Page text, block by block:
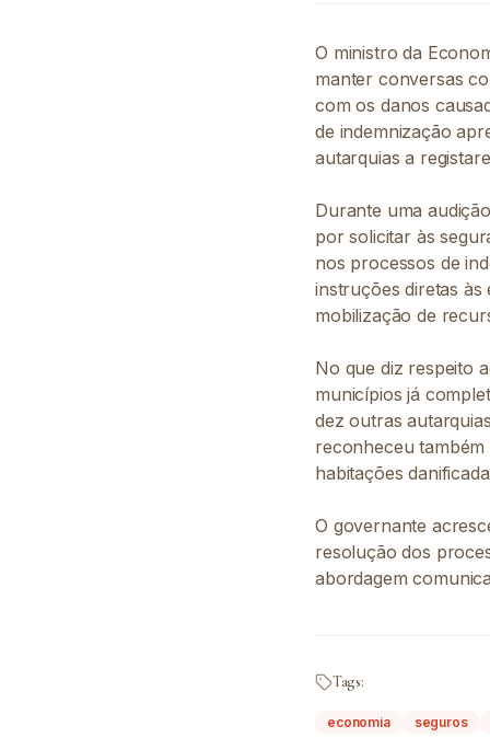
O ministro da
manter conversas
com os danos
de indemnização
autarquias a
Durante uma
por solicitar às
nos processos de
instruções diretas às
mobilização de
No que diz respeito
municípios já
dez outras
reconheceu
habitações
O governante
resolução dos
abordagem
Tags:
economia seguros